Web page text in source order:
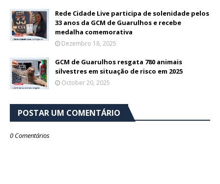
Rede Cidade Live participa de solenidade pelos
33 anos da GCM de Guarulhos e recebe
medalha comemorativa
Dezembro 18, 2025
GCM de Guarulhos resgata 780 animais
silvestres em situação de risco em 2025
October 20, 2025
POSTAR UM COMENTÁRIO
0 Comentários